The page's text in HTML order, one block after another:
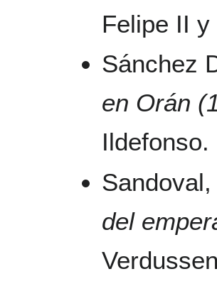
Felipe II
Sánchez
en Orán
Ildefonso.
del